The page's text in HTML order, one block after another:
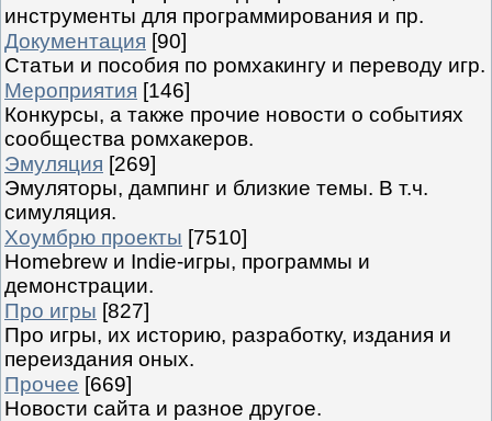
инструменты для программирования и пр.
Документация [90]
Статьи и пособия по ромхакингу и переводу игр.
Мероприятия [146]
Конкурсы, а также прочие новости о событиях
сообщества ромхакеров.
Эмуляция [269]
Эмуляторы, дампинг и близкие темы. В т.ч.
симуляция.
Хоумбрю проекты [7510]
Homebrew и Indie-игры, программы и
демонстрации.
Про игры [827]
Про игры, их историю, разработку, издания и
переиздания оных.
Прочее [669]
Новости сайта и разное другое.